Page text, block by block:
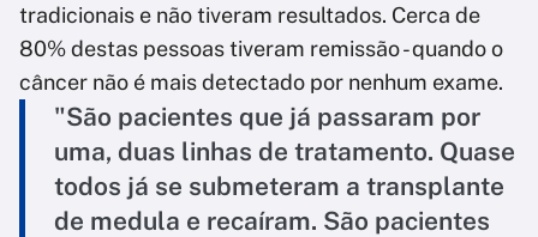
tradicionais e não tiveram resultados. Cerca de
80% destas pessoas tiveram remissão - quando o
câncer não é mais detectado por nenhum exame.
"São pacientes que já passaram por
uma, duas linhas de tratamento. Quase
todos já se submeteram a transplante
de medula e recaíram. São pacientes